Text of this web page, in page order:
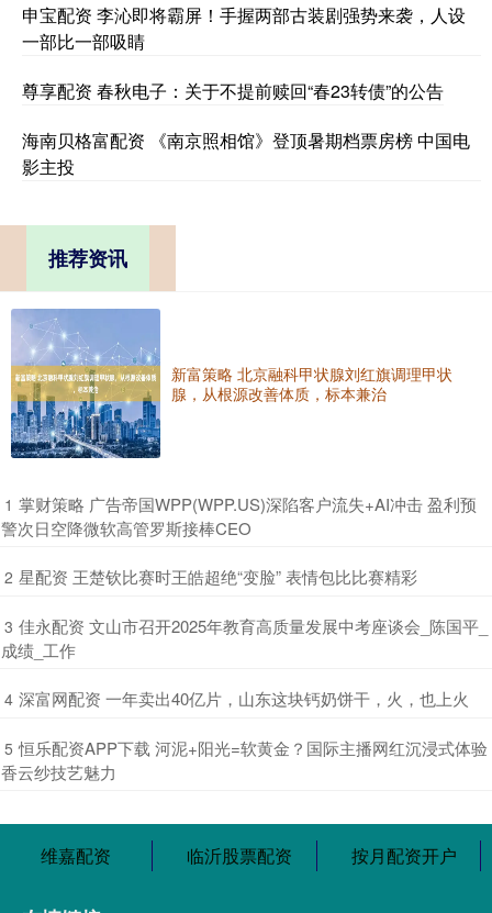
申宝配资 李沁即将霸屏！手握两部古装剧强势来袭，人设
一部比一部吸睛
尊享配资 春秋电子：关于不提前赎回“春23转债”的公告
海南贝格富配资 《南京照相馆》登顶暑期档票房榜 中国电
影主投
推荐资讯
新富策略 北京融科甲状腺刘红旗调理甲状
腺，从根源改善体质，标本兼治
1 ​掌财策略 广告帝国WPP(WPP.US)深陷客户流失+AI冲击 盈利预
警次日空降微软高管罗斯接棒CEO
2 ​星配资 王楚钦比赛时王皓超绝“变脸” 表情包比比赛精彩
3 ​佳永配资 文山市召开2025年教育高质量发展中考座谈会_陈国平_
成绩_工作
4 ​深富网配资 一年卖出40亿片，山东这块钙奶饼干，火，也上火
5 ​恒乐配资APP下载 河泥+阳光=软黄金？国际主播网红沉浸式体验
香云纱技艺魅力
维嘉配资 临沂股票配资 按月配资开户